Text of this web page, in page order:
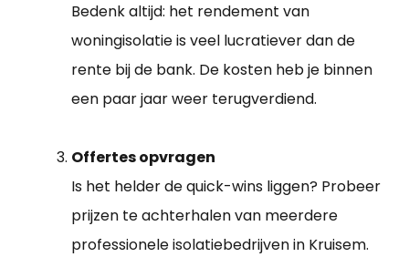
Bedenk altijd: het rendement van
woningisolatie is veel lucratiever dan de
rente bij de bank. De kosten heb je binnen
een paar jaar weer terugverdiend.
Offertes opvragen
Is het helder de quick-wins liggen? Probeer
prijzen te achterhalen van meerdere
professionele isolatiebedrijven in Kruisem.